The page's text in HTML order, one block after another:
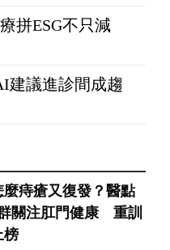
拼ESG不只減
建議進診間成趨
麼痔瘡又復發？醫點
關注肛門健康 重訓
榜